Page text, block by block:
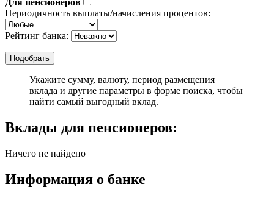
Периодичность выплаты/начисления процентов:
Рейтинг банка:
Укажите сумму, валюту, период размещения
вклада и другие параметры в форме поиска, чтобы
найти самый выгодный вклад.
Вклады для пенсионеров:
Ничего не найдено
Информация о банке